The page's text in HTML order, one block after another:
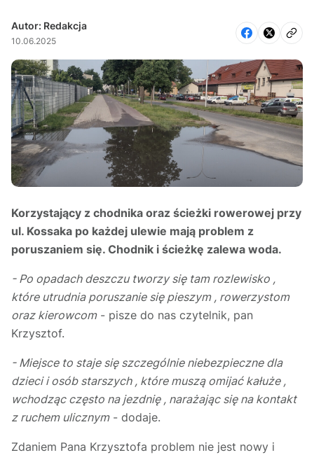
Autor: Redakcja
10.06.2025
Korzystający z chodnika oraz ścieżki rowerowej przy
ul. Kossaka po każdej ulewie mają problem z
poruszaniem się. Chodnik i ścieżkę zalewa woda.
- Po opadach deszczu tworzy się tam rozlewisko ,
które utrudnia poruszanie się pieszym , rowerzystom
oraz kierowcom- pisze do nas czytelnik, pan
Krzysztof.
- Miejsce to staje się szczególnie niebezpieczne dla
dzieci i osób starszych , które muszą omijać kałuże ,
wchodząc często na jezdnię , narażając się na kontakt
z ruchem ulicznym- dodaje.
Zdaniem Pana Krzysztofa problem nie jest nowy i